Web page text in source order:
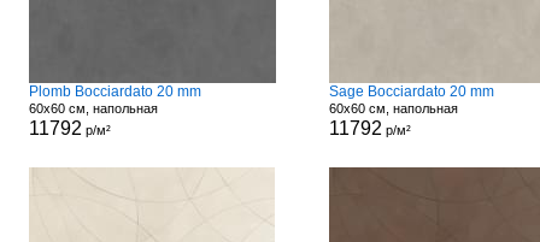
Plomb Bocciardato 20 mm
60x60 см, напольная
11792 р/м²
Sage Bocciardato 20 mm
60x60 см, напольная
11792 р/м²